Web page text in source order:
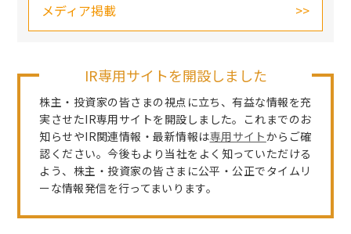
メディア掲載
IR専用サイトを開設しました
株主・投資家の皆さまの視点に立ち、有益な情報を充
実させたIR専用サイトを開設しました。これまでのお
知らせやIR関連情報・最新情報は専用サイトからご確
認ください。今後もより当社をよく知っていただける
よう、株主・投資家の皆さまに公平・公正でタイムリ
ーな情報発信を行ってまいります。